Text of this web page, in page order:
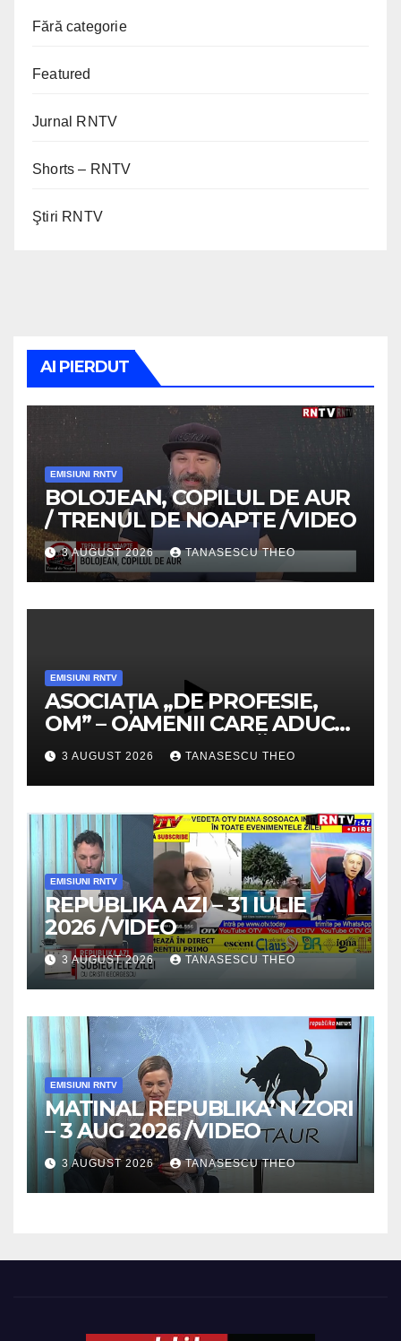
Fără categorie
Featured
Jurnal RNTV
Shorts – RNTV
Ştiri RNTV
AI PIERDUT
EMISIUNI RNTV
BOLOJEAN, COPILUL DE AUR
/ TRENUL DE NOAPTE /VIDEO
3 AUGUST 2026 TANASESCU THEO
EMISIUNI RNTV
ASOCIAȚIA „DE PROFESIE,
OM” – OAMENII CARE ADUC
VALOARE COMUNITĂȚII /
SECRETELE SUCCESULUI
/VIDEO
3 AUGUST 2026 TANASESCU THEO
EMISIUNI RNTV
REPUBLIKA AZI – 31 IULIE
2026 /VIDEO
3 AUGUST 2026 TANASESCU THEO
EMISIUNI RNTV
MATINAL REPUBLIKA’ N ZORI
– 3 AUG 2026 /VIDEO
3 AUGUST 2026 TANASESCU THEO